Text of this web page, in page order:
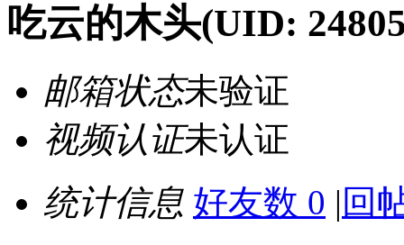
吃云的木头(UID:
邮箱状态未验证
视频认证未认证
统计信息 好友数 0 | 回